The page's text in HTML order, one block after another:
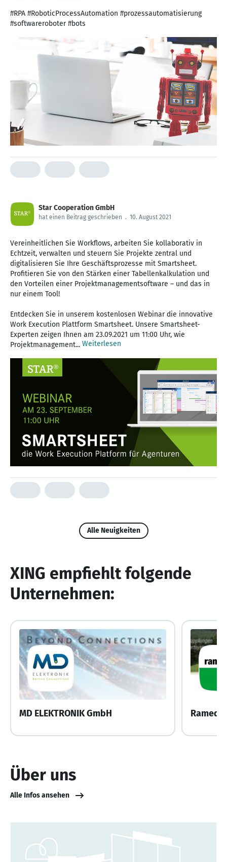
#RPA #RoboticProcessAutomation #prozessautomatisierung
#softwareroboter #bots
Star Cooperation GmbH
hat einen Beitrag geschrieben . 10. August 2021
Vereinheitlichen Sie Workflows, arbeiten Sie kollaborativ in
Echtzeit, verwalten und steuern Sie Projekte zentral und
digitalisieren Sie Ihre Geschäftsprozesse mit Smartsheet.
Profitieren Sie von den Stärken einer Tabellenkalkulation und
den Vorteilen einer Projektmanagementsoftware – und das in
nur einem Tool!
Entdecken Sie in unserem kostenlosen Webinar die innovative
Work Execution Plattform Smartsheet. Unsere Smartsheet-
Experten zeigen Ihnen am 23.09.2021 um 11:00 Uhr, wie
Projektmanagement... Weiterlesen
Alle Neuigkeiten
XING empfiehlt folgende
Unternehmen:
MD ELEKTRONIK GmbH
Über uns
Alle Infos ansehen